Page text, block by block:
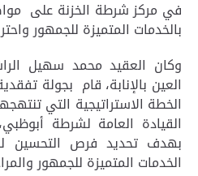
في مركز شرطة الخزنة على
بالخدمات المتميزة للجمهور
وكان العقيد محمد سهيل
العين بالإنابة، قام بجولة
الخطة الاستراتيجية التي
القيادة العامة لشرطة
بهدف تحديد فرص التحسين
الخدمات المتميزة للجمهور